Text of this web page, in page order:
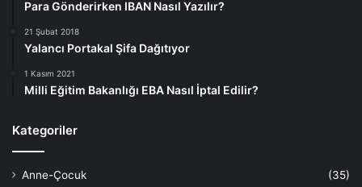
Para Gönderirken IBAN Nasıl Yazılır?
21 Şubat 2018
Yalancı Portakal Şifa Dağıtıyor
1 Kasım 2021
Milli Eğitim Bakanlığı EBA Nasıl İptal Edilir?
Kategoriler
Anne-Çocuk
(35)